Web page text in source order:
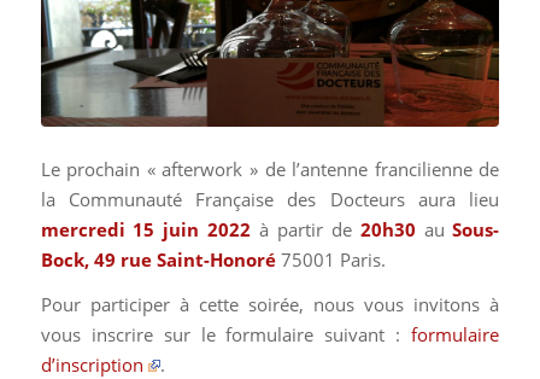
Le prochain « afterwork » de l’antenne francilienne de
la Communauté Française des Docteurs aura lieu
mercredi 15 juin 2022à partir de 20h30 auSous-
Bock, 49 rue Saint-Honoré75001 Paris.
Pour participer à cette soirée, nous vous invitons à
vous inscrire sur le formulaire suivant :formulaire
d’inscription
.